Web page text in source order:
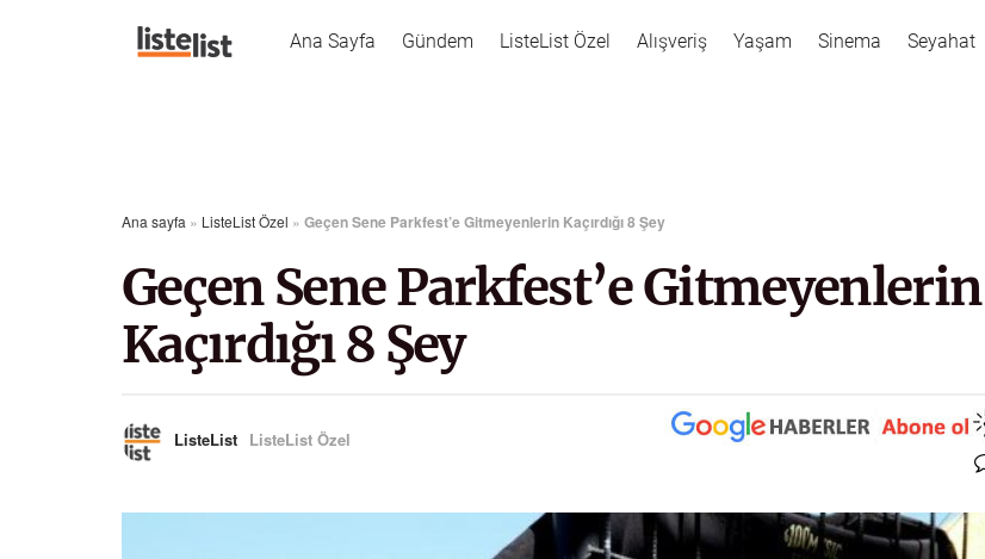
Ana Sayfa Gündem ListeList Özel Alışveriş Yaşam Sinema Seyahat
Ana sayfa » ListeList Özel » Geçen Sene Parkfest’e Gitmeyenlerin Kaçırdığı 8 Şey
Geçen Sene Parkfest’e Gitmeyenlerin
Kaçırdığı 8 Şey
ListeList ListeList Özel